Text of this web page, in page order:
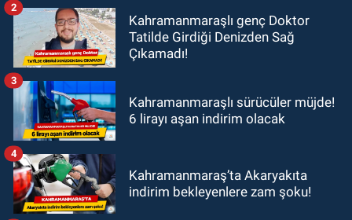
Kahramanmaraşlı genç Doktor
Tatilde Girdiği Denizden Sağ
Çıkamadı!
2
Kahramanmaraşlı sürücüler müjde!
6 lirayı aşan indirim olacak
3
Kahramanmaraş’ta Akaryakıta
indirim bekleyenlere zam şoku!
4